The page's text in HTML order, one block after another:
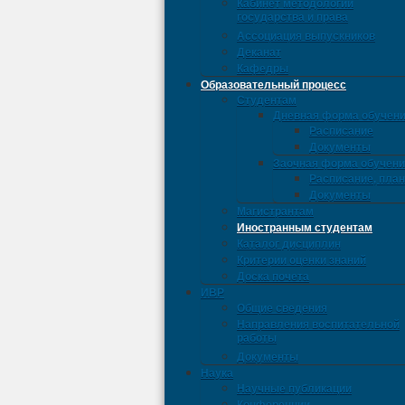
Кабинет методологии
государства и права
Ассоциация выпускников
Деканат
Кафедры
Образовательный процесс
Студентам
Дневная форма
Расписание
Документы
Заочная форма
Расписание,
Документы
Магистрантам
Иностранным студентам
Каталог дисциплин
Критерии оценки знаний
Доска почета
ИВР
Общие сведения
Направления воспитательной
работы
Документы
Наука
Научные публикации